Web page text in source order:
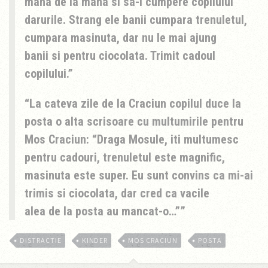
darurile. Strang ele banii cumpara trenuletul,
cumpara masinuta, dar nu le mai ajung
banii si pentru ciocolata. Trimit cadoul
copilului.
La cateva zile de la Craciun copilul duce la
posta o alta scrisoare cu multumirile pentru
Mos Craciun: “Draga Mosule, iti multumesc
pentru cadouri, trenuletul este magnific,
masinuta este super. Eu sunt convins ca mi-ai
trimis si ciocolata, dar cred ca vacile
alea de la posta au mancat-o…”
DISTRACTIE KINDER MOS CRACIUN POSTA